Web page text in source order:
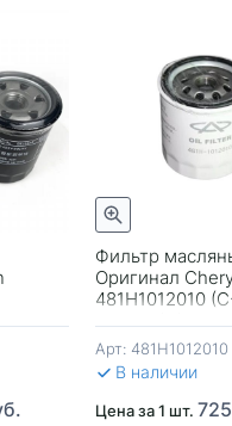
7030
Фильтр
Оригинал
481H1012010
Tiggo 4/5/8
Арт: 481H1012010
В наличии
Цена за 1 шт.
+
В КОРЗИНУ